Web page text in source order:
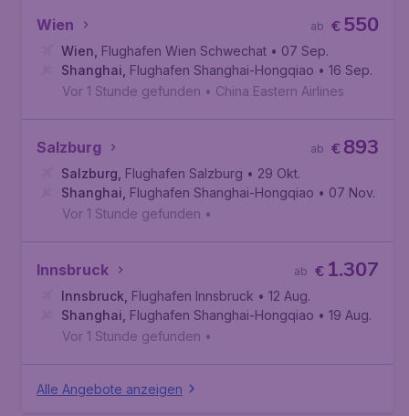
Wien €550
ab
Wien Flughafen Wien Schwechat • 07 Sep.
Shanghai Flughafen Shanghai-Hongqiao • 16 Sep.
Vor 1 Stunde gefunden • China Eastern Airlines
Salzburg €893
ab
Salzburg Flughafen Salzburg • 29 Okt.
Shanghai Flughafen Shanghai-Hongqiao • 07 Nov.
Vor 1 Stunde gefunden •
Innsbruck € 1.307
ab
Innsbruck Flughafen Innsbruck • 12 Aug.
Shanghai Flughafen Shanghai-Hongqiao • 19 Aug.
Vor 1 Stunde gefunden •
Alle Angebote anzeigen